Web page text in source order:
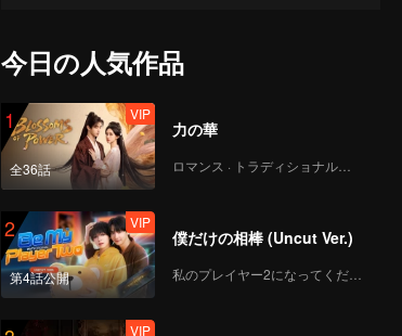
今日の人気作品
1
全36話
VIP
力の華
ロマンス · トラディショナル・コスチューム
2
第4話公開
VIP
僕だけの相棒 (Uncut Ver.)
私のプレイヤー2になってください
VIP